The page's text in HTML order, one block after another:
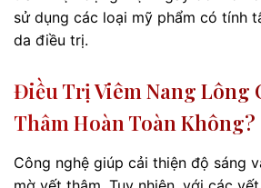
sử dụng các loại mỹ phẩm có tính
da điều trị.
Điều Trị Viêm Nang Lông
Thâm Hoàn Toàn Không?
Công nghệ giúp cải thiện độ sáng